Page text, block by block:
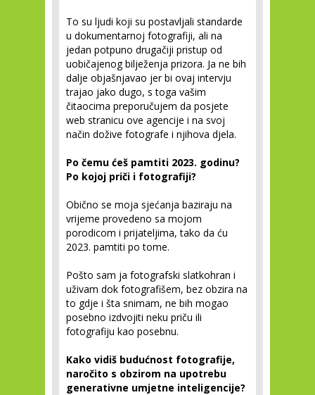
To su ljudi koji su postavljali standarde
u dokumentarnoj fotografiji, ali na
jedan potpuno drugačiji pristup od
uobičajenog bilježenja prizora. Ja ne bih
dalje objašnjavao jer bi ovaj intervju
trajao jako dugo, s toga vašim
čitaocima preporučujem da posjete
web stranicu ove agencije i na svoj
način dožive fotografe i njihova djela.
Po čemu ćeš pamtiti 2023. godinu?
Po kojoj priči i fotografiji?
Obično se moja sjećanja baziraju na
vrijeme provedeno sa mojom
porodicom i prijateljima, tako da ću
2023. pamtiti po tome.
Pošto sam ja fotografski slatkohran i
uživam dok fotografišem, bez obzira na
to gdje i šta snimam, ne bih mogao
posebno izdvojiti neku priču ili
fotografiju kao posebnu.
Kako vidiš budućnost fotografije,
naročito s obzirom na upotrebu
generativne umjetne inteligencije?